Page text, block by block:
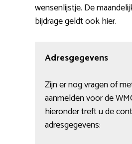
wensenlijstje. De
bijdrage geldt ook hier.
Adresgegevens
Zijn er nog vragen of
aanmelden voor de
hieronder treft u de
adresgegevens: